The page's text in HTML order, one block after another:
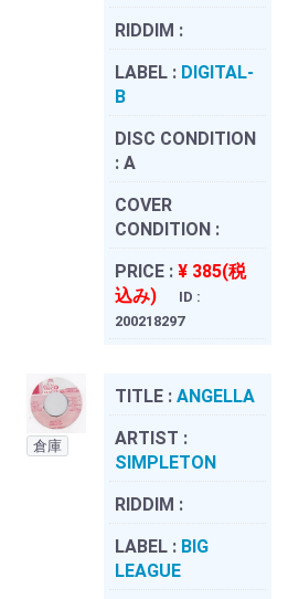
RIDDIM :
LABEL : DIGITAL-
B
DISC CONDITION
: A
COVER
CONDITION :
PRICE : ¥ 385(税
込み)
ID :
200218297
倉庫
TITLE : ANGELLA
ARTIST :
SIMPLETON
RIDDIM :
LABEL : BIG
LEAGUE